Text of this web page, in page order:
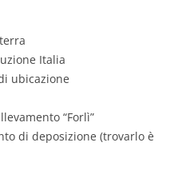
Italia
ubicazione
“Forlì”
di deposizione (trovarlo è